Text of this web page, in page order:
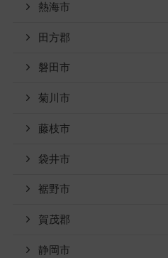
熱海市
田方郡
磐田市
菊川市
藤枝市
袋井市
裾野市
賀茂郡
静岡市